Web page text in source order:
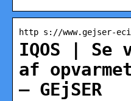
http s://www.gejser-
IQOS | Se
af
– GEjSER